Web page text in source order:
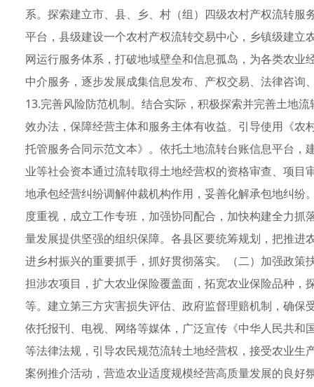
系。探索建立市、县、乡、村（组）四级农村产权流转
平台，县级建设一个农村产权流转交易中心，乡镇级建
网运行服务体系，打破地域壁垒和信息孤岛，为各类农
中介服务，逐步发展成集信息发布、产权交易、法律咨
13.完善风险防范机制。结合实际，积极探索并完善土地
效办法，保障经营主体和服务主体有收益。引导使用《
托管服务合同示范文本》。依托土地流转台账信息平台
业等社会资本通过流转取得土地经营权的资格审查、项
地承包经营纠纷调解仲裁机构作用，妥善化解承包地纠
度重视，成立工作专班，加强协同配合，加快构建全力
量发展提供坚强的组织保障。各县区要统筹规划，把推
进乡村振兴的重要抓手，抓好贯彻落实。（二）加强政
担涉农项目，扩大农业保险覆盖面，拓宽农业保险品种
等。建立第三方灾害损失评估、政府监督理赔机制，确
依托报刊、电视、网络等媒体，广泛宣传《中华人民共
等法律法规，引导农民规范流转土地经营权，接受农业
案例推介活动，营造农业适度规模经营高质量发展的良好